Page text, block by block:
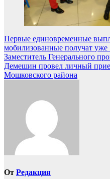
Навигация
по
записям
Первые единовременные
мобилизованные получат уже
Заместитель Генерального
Демешин провел личный
Мошковского района
От Редакция